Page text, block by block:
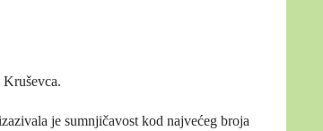
je sumnjičavost kod najvećeg broja